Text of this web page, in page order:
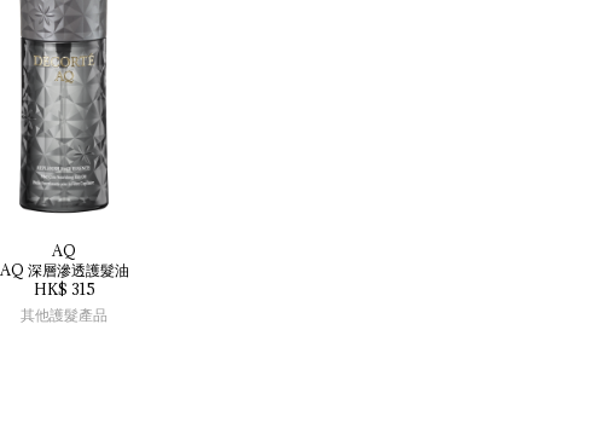
AQ
AQ 深層滲透護髮油
HK$ 315
其他護髮產品